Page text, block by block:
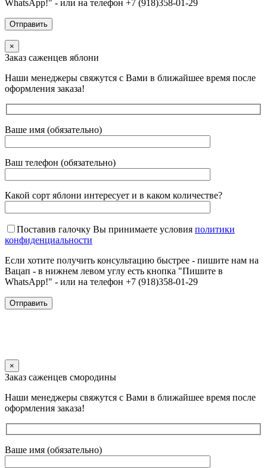
WhatsApp!" - или на телефон +7 (918)358-01-29
×
Заказ саженцев яблони
Наши менеджеры свяжутся с Вами в ближайшее время после
оформления заказа!
Ваше имя (обязательно)
Ваш телефон (обязательно)
Какой сорт яблони интересует и в каком количестве?
Поставив галочку Вы принимаете условия политики
конфиденциальности
Если хотите получить консультацию быстрее - пишите нам на
Вацап - в нижнем левом углу есть кнопка "Пишите в
WhatsApp!" - или на телефон +7 (918)358-01-29
×
Заказ саженцев смородины
Наши менеджеры свяжутся с Вами в ближайшее время после
оформления заказа!
Ваше имя (обязательно)